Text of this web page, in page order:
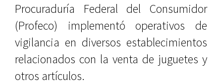
Procuraduría Federal del Consumidor
(Profeco) implementó operativos de
vigilancia en diversos establecimientos
relacionados con la venta de juguetes y
otros artículos.